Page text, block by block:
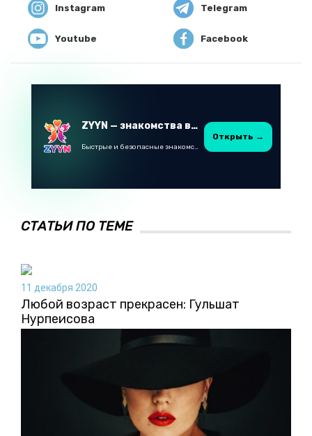
Instagram Telegram
Youtube Facebook
ZYYN — знакомства в Казахстане
Быстрые и безопасные знакомства в Telegram
Открыть →
СТАТЬИ ПО ТЕМЕ
11 декабря 2020
Любой возраст прекрасен: Гульшат
Нурпеисова